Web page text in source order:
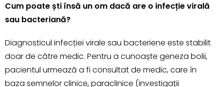
Cum poate ști însă un om dacă are o infecție virală
sau bacteriană?
Diagnosticul infecției virale sau bacteriene este stabilit
doar de către medic. Pentru a cunoaște geneza bolii,
pacientul urmează a fi consultat de medic, care în
baza semnelor clinice, paraclinice (investigații